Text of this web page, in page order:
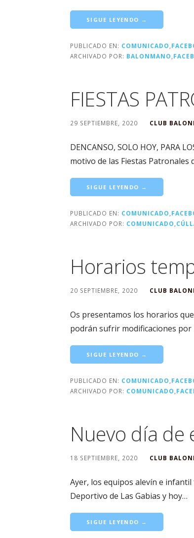
SIGUE LEYENDO →
PUBLICADO EN: COMUNICADO,
ARCHIVADO POR: BALONMANO,
FIESTAS
29 SEPTIEMBRE, 2020 CLUB
DENCANSO, SOLO HOY, PARA
motivo de las Fiestas Patronales
SIGUE LEYENDO →
PUBLICADO EN: COMUNICADO,
ARCHIVADO POR: COMUNICADO,
Horarios
20 SEPTIEMBRE, 2020 CLUB
Os presentamos los horarios
podrán sufrir modificaciones
SIGUE LEYENDO →
PUBLICADO EN: COMUNICADO,
ARCHIVADO POR: COMUNICADO,
Nuevo día
18 SEPTIEMBRE, 2020 CLUB
Ayer, los equipos alevín e
Deportivo de Las Gabias y hoy…
SIGUE LEYENDO →